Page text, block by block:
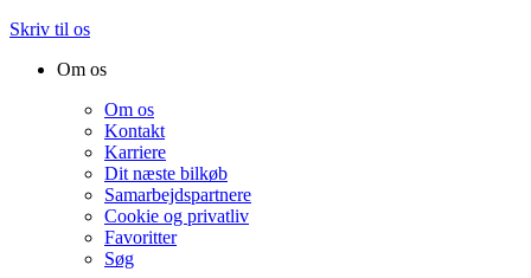
Skriv til os
Om os
Om os
Kontakt
Karriere
Dit næste bilkøb
Samarbejdspartnere
Cookie og privatliv
Favoritter
Søg